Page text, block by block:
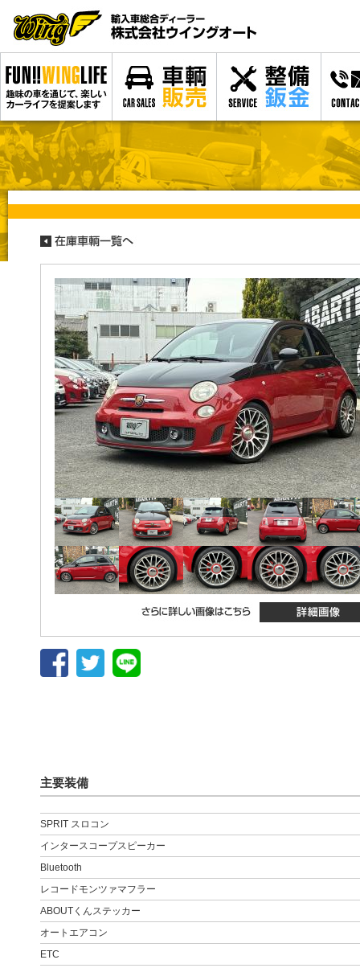
主要装備
SPRIT スロコン
インタースコープスピーカー
Bluetooth
レコードモンツァマフラー
ABOUTくんステッカー
オートエアコン
ETC